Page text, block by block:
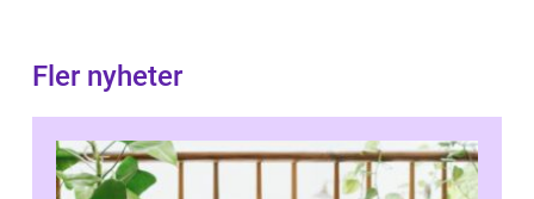
Fler nyheter